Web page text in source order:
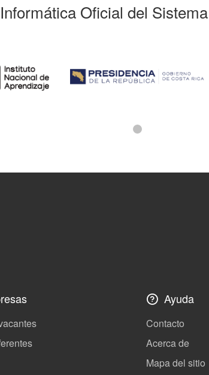
Oficial del
Ayuda
Contacto
Acerca de
Mapa del sitio